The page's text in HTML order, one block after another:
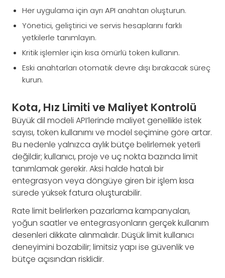
Her uygulama için ayrı API anahtarı oluşturun.
Yönetici, geliştirici ve servis hesaplarını farklı
yetkilerle tanımlayın.
Kritik işlemler için kısa ömürlü token kullanın.
Eski anahtarları otomatik devre dışı bırakacak süreç
kurun.
Kota, Hız Limiti ve Maliyet Kontrolü
Büyük dil modeli API’lerinde maliyet genellikle istek
sayısı, token kullanımı ve model seçimine göre artar.
Bu nedenle yalnızca aylık bütçe belirlemek yeterli
değildir; kullanıcı, proje ve uç nokta bazında limit
tanımlamak gerekir. Aksi halde hatalı bir
entegrasyon veya döngüye giren bir işlem kısa
sürede yüksek fatura oluşturabilir.
Rate limit belirlerken pazarlama kampanyaları,
yoğun saatler ve entegrasyonların gerçek kullanım
desenleri dikkate alınmalıdır. Düşük limit kullanıcı
deneyimini bozabilir; limitsiz yapı ise güvenlik ve
bütçe açısından risklidir.